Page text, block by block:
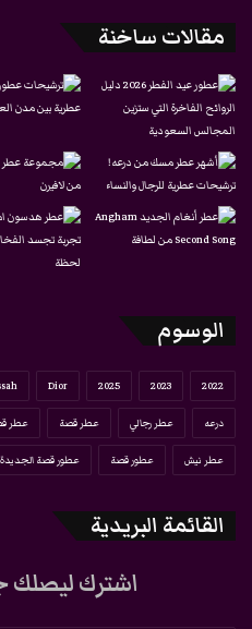
مقالات ساخنة
الوسوم
2022
2023
2025
Dior
درعه عطر رجالي عطر قصة عطر
عطر نيش عطور قصة عطور قصة الجديدة
القائمة البريدية
اشترك ليصلك